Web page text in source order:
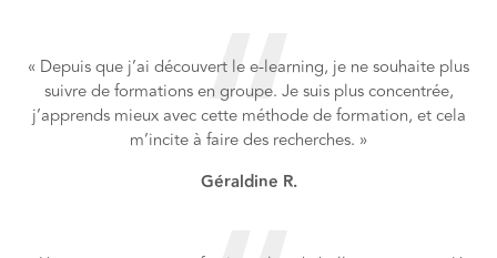
« Depuis que j’ai découvert le e-learning, je ne souhaite plus
suivre de formations en groupe. Je suis plus concentrée,
j’apprends mieux avec cette méthode de formation, et cela
m’incite à faire des recherches. »
Géraldine R.